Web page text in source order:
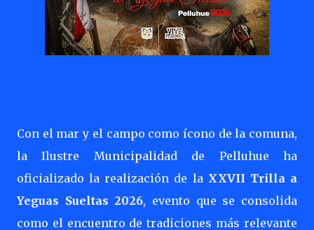
Con el mar y el campo como ícono de la comuna,
la Ilustre Municipalidad de Pelluhue ha
oficializado la realización de la XXVII Trilla a
Yeguas Sueltas 2026, evento que se consolida
como el encuentro de tradiciones más relevante